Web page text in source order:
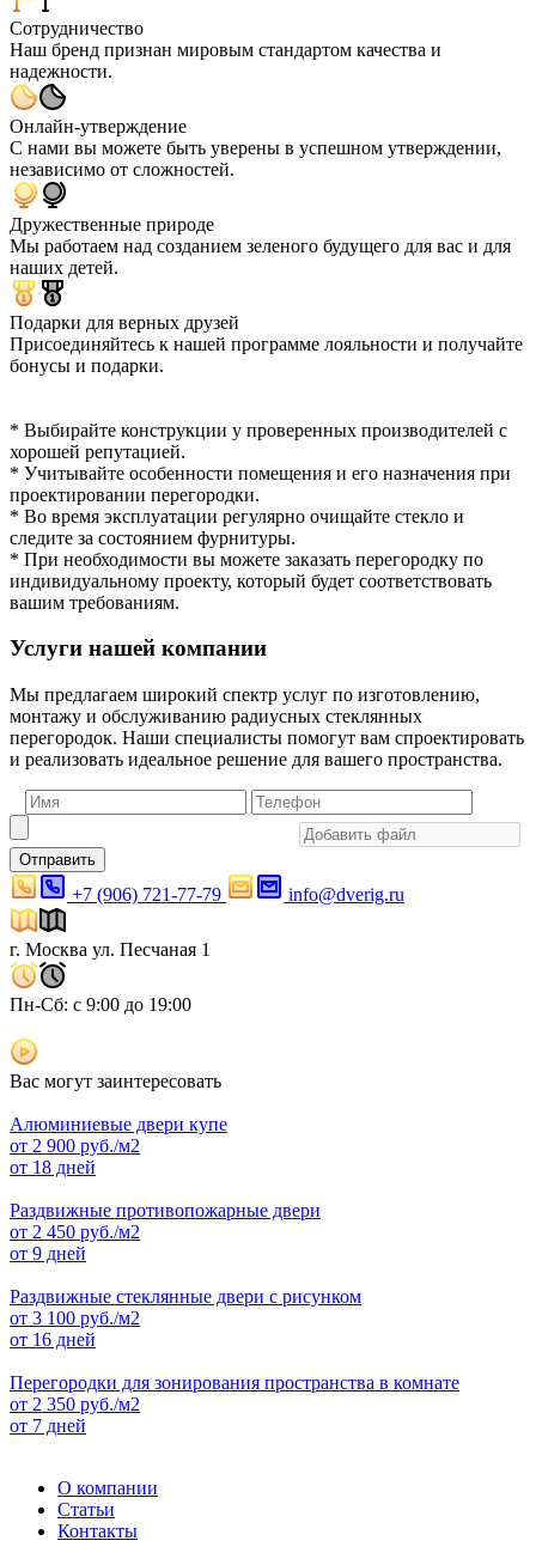
Сотрудничество
Наш бренд признан мировым стандартом качества и
надежности.
Онлайн-утверждение
С нами вы можете быть уверены в успешном утверждении,
независимо от сложностей.
Дружественные природе
Мы работаем над созданием зеленого будущего для вас и для
наших детей.
Подарки для верных друзей
Присоединяйтесь к нашей программе лояльности и получайте
бонусы и подарки.
* Выбирайте конструкции у проверенных производителей с
хорошей репутацией.
* Учитывайте особенности помещения и его назначения при
проектировании перегородки.
* Во время эксплуатации регулярно очищайте стекло и
следите за состоянием фурнитуры.
* При необходимости вы можете заказать перегородку по
индивидуальному проекту, который будет соответствовать
вашим требованиям.
Услуги нашей компании
Мы предлагаем широкий спектр услуг по изготовлению,
монтажу и обслуживанию радиусных стеклянных
перегородок. Наши специалисты помогут вам спроектировать
и реализовать идеальное решение для вашего пространства.
Отправить
+7 (906) 721-77-79 info@dverig.ru
г. Москва ул. Песчаная 1
Пн-Сб: с 9:00 до 19:00
Вас могут заинтересовать
Алюминиевые двери купе
от 2 900 руб./м2
от 18 дней
Раздвижные противопожарные двери
от 2 450 руб./м2
от 9 дней
Раздвижные стеклянные двери с рисунком
от 3 100 руб./м2
от 16 дней
Перегородки для зонирования пространства в комнате
от 2 350 руб./м2
от 7 дней
О компании
Статьи
Контакты